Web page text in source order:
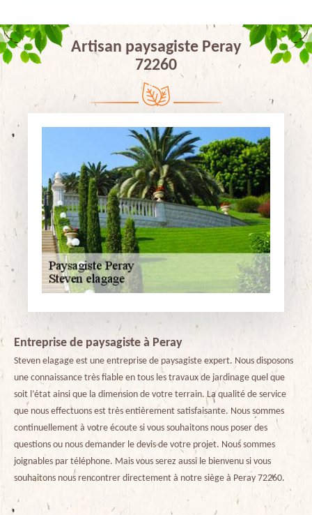
Artisan paysagiste Peray
72260
Entreprise de paysagiste à Peray
Steven elagage est une entreprise de paysagiste expert. Nous disposons
une connaissance très fiable en tous les travaux de jardinage quel que
soit l’état ainsi que la dimension de votre terrain. La qualité de service
que nous effectuons est très entièrement satisfaisante. Nous sommes
continuellement à votre écoute si vous souhaitons nous poser des
questions ou nous demander le devis de votre projet. Nous sommes
joignables par téléphone. Mais vous serez aussi le bienvenu si vous
souhaitons nous rencontrer directement à notre siège à Peray 72260.